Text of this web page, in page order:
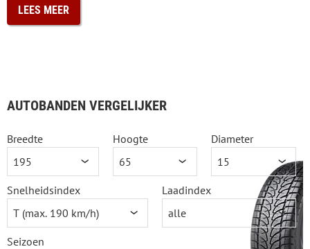
LEES MEER
AUTOBANDEN VERGELIJKER
Breedte Hoogte Diameter
Snelheidsindex Laadindex
Seizoen